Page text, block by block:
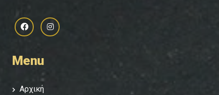
Menu
Αρχική